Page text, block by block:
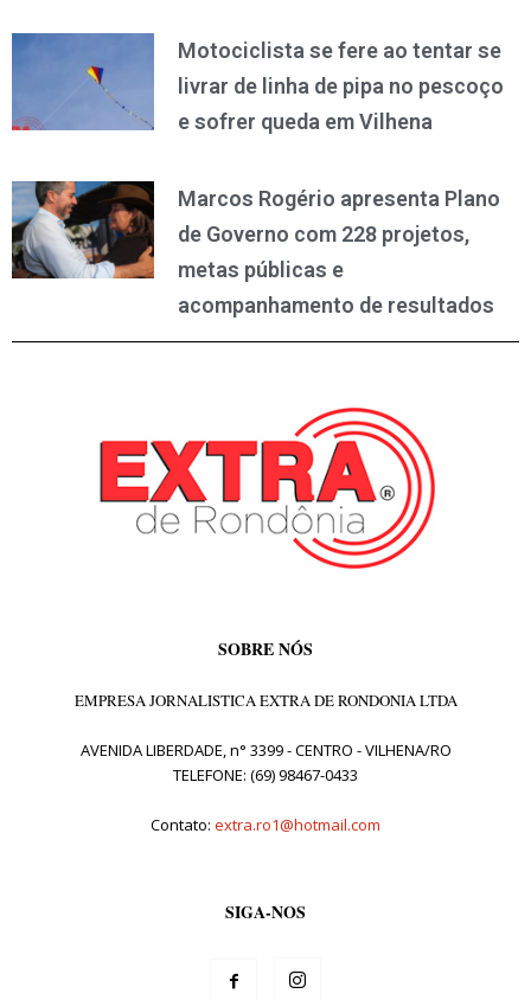
Motociclista se fere ao tentar se
livrar de linha de pipa no pescoço
e sofrer queda em Vilhena
Marcos Rogério apresenta Plano
de Governo com 228 projetos,
metas públicas e
acompanhamento de resultados
SOBRE NÓS
EMPRESA JORNALISTICA EXTRA DE RONDONIA LTDA
AVENIDA LIBERDADE, n° 3399 - CENTRO - VILHENA/RO
TELEFONE: (69) 98467-0433
Contato: extra.ro1@hotmail.com
SIGA-NOS